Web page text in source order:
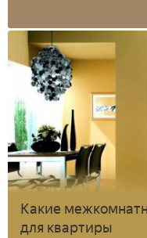
Какие
для квартиры